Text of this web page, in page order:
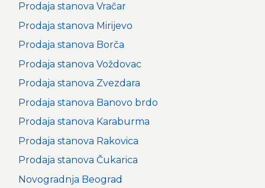
Prodaja stanova Vračar
Prodaja stanova Mirijevo
Prodaja stanova Borča
Prodaja stanova Voždovac
Prodaja stanova Zvezdara
Prodaja stanova Banovo brdo
Prodaja stanova Karaburma
Prodaja stanova Rakovica
Prodaja stanova Čukarica
Novogradnja Beograd